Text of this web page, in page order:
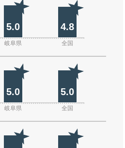
5.0 4.8
岐阜県 全国
5.0 5.0
岐阜県 全国